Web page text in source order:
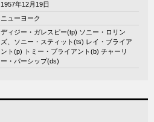
1957年12月19日
ニューヨーク
ディジー・ガレスピー(tp) ソニー・ロリン
ズ、ソニー・スティット(ts) レイ・ブライア
ント(p) トミー・ブライアント(b) チャーリ
ー・パーシップ(ds)